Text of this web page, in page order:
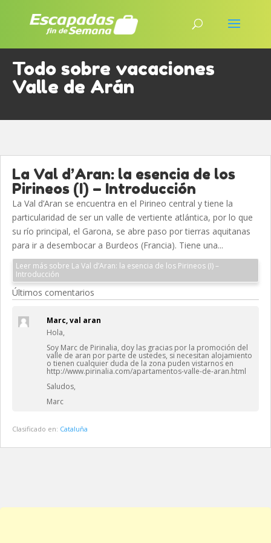
Todo sobre vacaciones
Valle de Arán
La Val d’Aran: la esencia de los
Pirineos (I) – Introducción
La Val d’Aran se encuentra en el Pirineo central y tiene la
particularidad de ser un valle de vertiente atlántica, por lo que
su río principal, el Garona, se abre paso por tierras aquitanas
para ir a desembocar a Burdeos (Francia). Tiene una...
Leer más sobre La Val d’Aran: la esencia de los Pirineos (I) –
Introducción
Últimos comentarios
Marc, val aran
Hola,
Soy Marc de Pirinalia, doy las gracias por la promoción del
valle de aran por parte de ustedes, si necesitan alojamiento
o tienen cualquier duda de la zona puden vistarnos en
http://www.pirinalia.com/apartamentos-valle-de-aran.html
Saludos,
Marc
Clasificado en: Cataluña